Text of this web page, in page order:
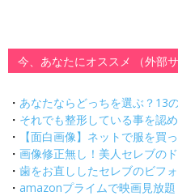
今、あなたにオススメ （外部サ
・ あなたならどっちを選ぶ？13
・ それでも整形している事を認
・
【面白画像】ネットで服を買
・ 画像修正無し！美人セレブの
・ 歯をお直ししたセレブのビフ
・ amazonプライムで映画見放